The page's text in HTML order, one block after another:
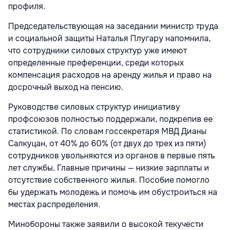
профиля.
Председательствующая на заседании министр труда
и социальной защиты Наталья Плугару напомнила,
что сотрудники силовых структур уже имеют
определенные преференции, среди которых
компенсация расходов на аренду жилья и право на
досрочный выход на пенсию.
Руководстве силовых структур инициативу
профсоюзов полностью поддержали, подкрепив ее
статистикой. По словам госсекретаря МВД Дианы
Салкуцан, от 40% до 60% (от двух до трех из пяти)
сотрудников увольняются из органов в первые пять
лет службы. Главные причины — низкие зарплаты и
отсутствие собственного жилья. Пособие помогло
бы удержать молодежь и помочь им обустроиться на
местах распределения.
Минобороны также заявили о высокой текучести